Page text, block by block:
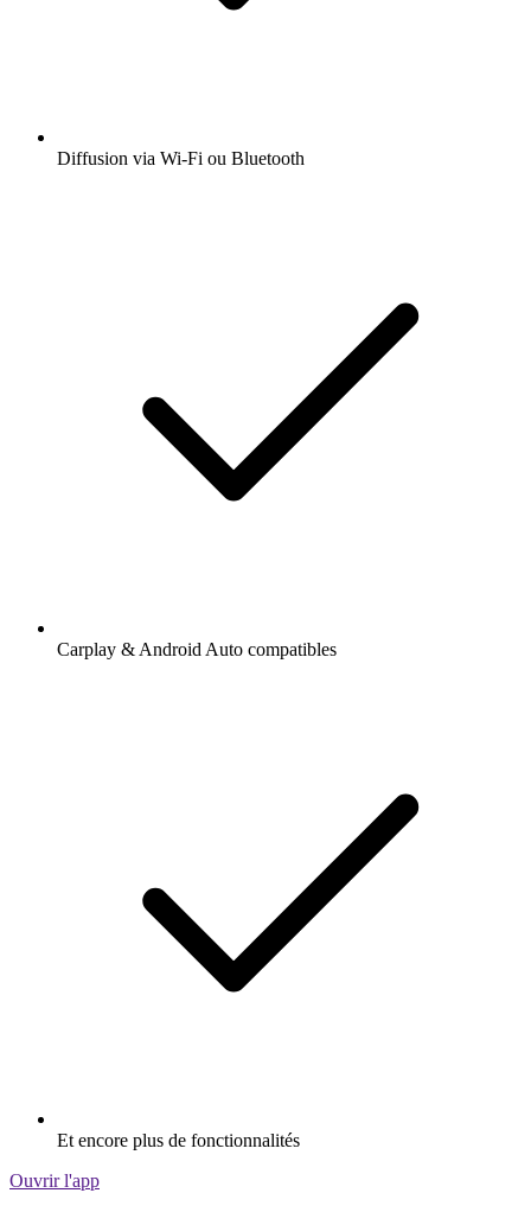
Diffusion via Wi-Fi ou Bluetooth
Carplay & Android Auto compatibles
Et encore plus de fonctionnalités
Ouvrir l'app